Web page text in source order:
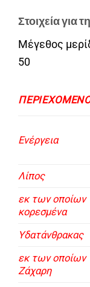
Στοιχεία για
Μέγεθος
50
Ενέργεια
Λίπος
εκ των οποίων
κορεσμένα
Υδατάνθρακας
εκ των οποίων
Ζάχαρη